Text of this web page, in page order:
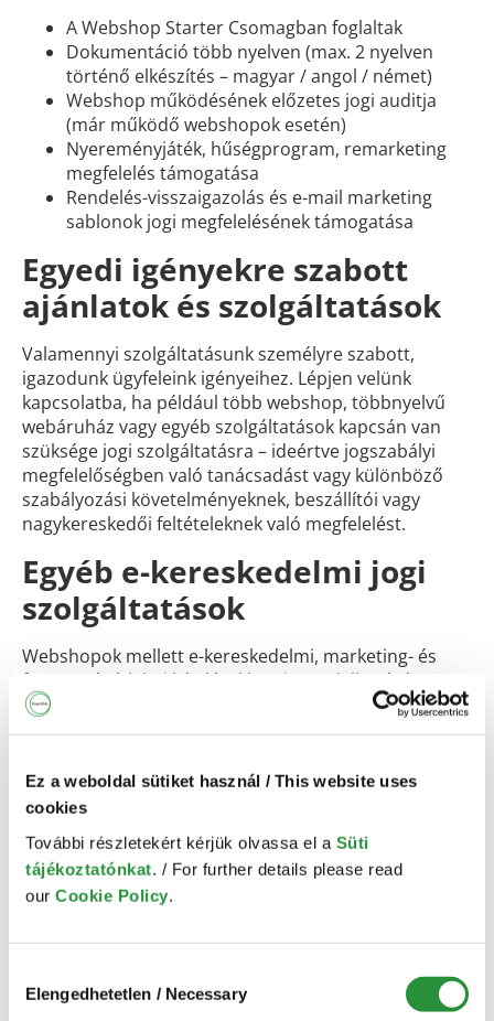
Ez a weboldal sütiket használ / This website uses
cookies
További részletekért kérjük olvassa el a Süti
tájékoztatónkat. / For further details please read
our Cookie Policy.
kiválasztása
Elengedhetetlen / Necessary
A Webshop Starter Csomagban foglaltak
Dokumentáció több nyelven (max. 2 nyelven
történő elkészítés – magyar / angol / német)
Webshop működésének előzetes jogi auditja
(már működő webshopok esetén)
Nyereményjáték, hűségprogram, remarketing
megfelelés támogatása
Rendelés-visszaigazolás és e-mail marketing
sablonok jogi megfelelésének támogatása
Egyedi igényekre szabott
ajánlatok és szolgáltatások
Valamennyi szolgáltatásunk személyre szabott,
igazodunk ügyfeleink igényeihez. Lépjen velünk
kapcsolatba, ha például több webshop, többnyelvű
webáruház vagy egyéb szolgáltatások kapcsán van
szüksége jogi szolgáltatásra – ideértve jogszabályi
megfelelőségben való tanácsadást vagy különböző
szabályozási követelményeknek, beszállítói vagy
nagykereskedői feltételeknek való megfelelést.
Egyéb e-kereskedelmi jogi
szolgáltatások
Webshopok mellett e-kereskedelmi, marketing- és
fogyasztóvédelmi kérdésekben is rendelkezésére
állunk. Tapasztalt ügyvédjeink segítenek például:
(játékszabályzatok, adatvédelmi tájékoztatók
készítése)
Fogyasztóvédelmi vagy adatvédelmi hatóság
előtti képviseletben
Speciális ágazatok (pl. ételkiszállítás, gyógyászati
segédeszközök, szépségápolás, digitális
támogatásában
Az online platformok és digitális szolgáltatások
működését ma már nemcsak a fogyasztóvédelmi és